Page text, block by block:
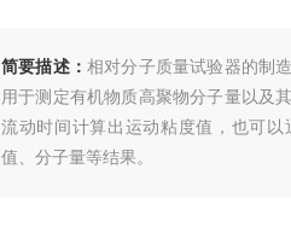
简要描述： 相对分子质量试验器的制
用于测定有机物质高聚物分子量以及
流动时间计算出运动粘度值，也可
值、分子量等结果。